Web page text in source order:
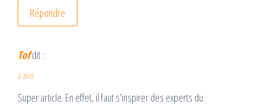
Répondre
Tofdit :
à 3h35
Super article. En effet, il faut s’inspirer des experts du